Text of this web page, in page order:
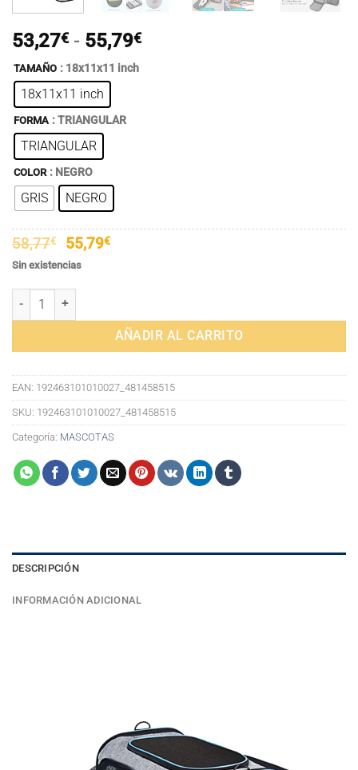
53,27€ - 55,79€Rango
TAMAÑO : 18x11x11 inch
18x11x11 inch
FORMA : TRIANGULAR
TRIANGULAR
COLOR : NEGRO
GRIS NEGRO
58,77€
El
precio
original
era:
58,77€.
55,79€El
Sin existencias
Bolso Transportador de Mascotas Plegable y Expandible en
AÑADIR AL CARRITO
EAN: 192463101010027_481458515
SKU: 192463101010027_481458515
Categoría: MASCOTAS
DESCRIPCIÓN
INFORMACIÓN ADICIONAL